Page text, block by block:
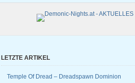
LETZTE ARTIKEL
Temple Of Dread – Dreadspawn Dominion